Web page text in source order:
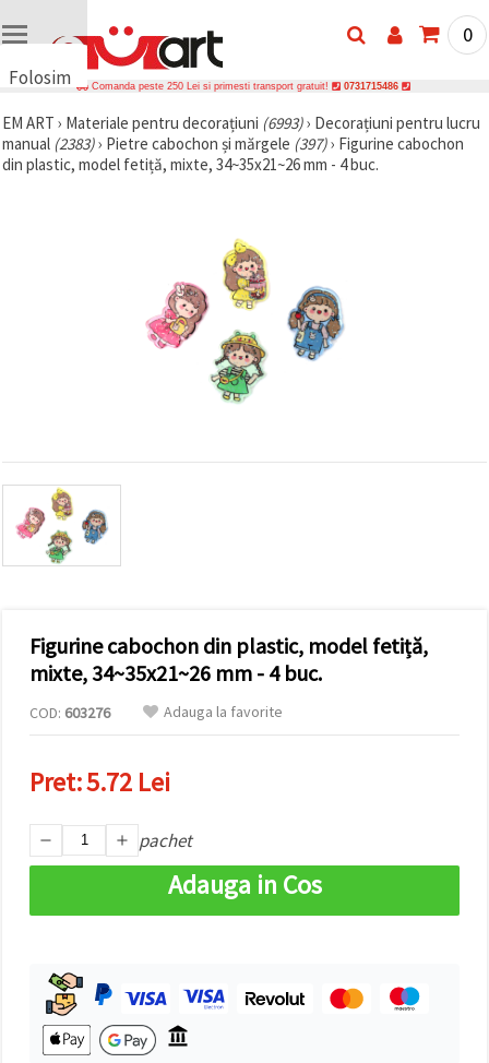
Folosim
uri
🍪 Folosim
cookie-uri
afișa
conținut și
reclame
mai
relevante,
analiză și
marketing.
acord să
utilizați
toate
urile făcând
clic pe
toate!" Sau
indicați
selectând
făcând clic
pe butonul
"Salvați"
0
Comanda peste 250 Lei si primesti transport gratuit! 0731715486
EM ART › Materiale pentru decorațiuni (6993)› Decorațiuni pentru lucru
manual (2383)› Pietre cabochon și mărgele (397)› Figurine cabochon
din plastic, model fetiță, mixte, 34~35x21~26 mm - 4 buc.
Figurine cabochon din plastic, model fetiță,
mixte, 34~35x21~26 mm - 4 buc.
COD: 603276 Adauga la favorite
Pret:5.72 Lei
pachet
Adauga in Cos